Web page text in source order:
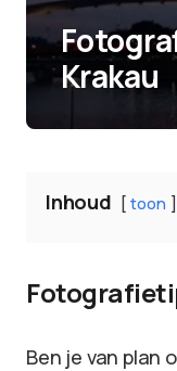
Krakau
Inhoud toon
Ben je van plan